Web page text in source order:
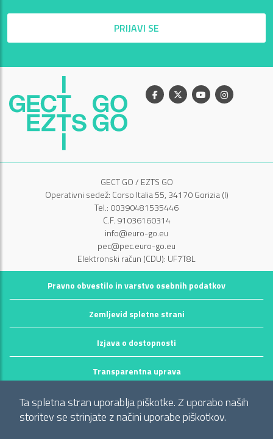
Ta spletna stran uporablja piškotke. Z uporabo naših
storitev se strinjate z načini uporabe piškotkov.
PRIJAVI SE
Facebook
X YoutubeInstagram
GECT GO / EZTS GO
Operativni sedež: Corso Italia 55, 34170 Gorizia (I)
Tel.: 00390481535446
C.F. 91036160314
info@euro-go.eu
pec@pec.euro-go.eu
Elektronski račun (CDU): UF7T8L
Pravno obvestilo in varstvo osebnih podatkov
Zemljevid spletne strani
Izjava o dostopnosti
Transparentna uprava
©2026 GECT GO / EZTS GO
Realizzato da infoFactory Web Agency.